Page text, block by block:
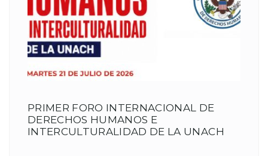
PRIMER FORO INTERNACIONAL DE
DERECHOS HUMANOS E
INTERCULTURALIDAD DE LA UNACH